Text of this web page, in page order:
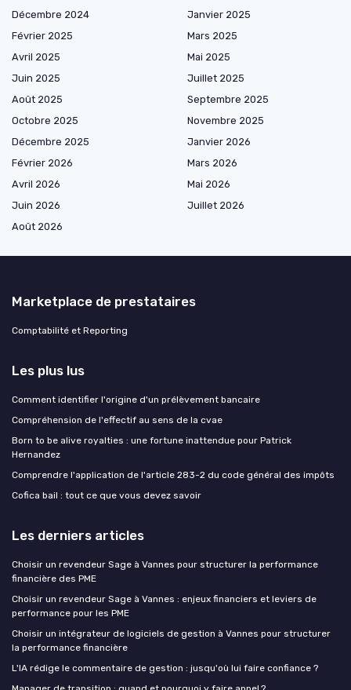
Décembre 2024
Janvier 2025
Février 2025
Mars 2025
Avril 2025
Mai 2025
Juin 2025
Juillet 2025
Août 2025
Septembre 2025
Octobre 2025
Novembre 2025
Décembre 2025
Janvier 2026
Février 2026
Mars 2026
Avril 2026
Mai 2026
Juin 2026
Juillet 2026
Août 2026
Marketplace de prestataires
Comptabilité et Reporting
Les plus lus
Comment identifier l'origine d'un prélèvement bancaire
Compréhension de l'effectif au sens de la cvae
Born to be alive royalties : une fortune inattendue pour Patrick
Hernandez
Comprendre l'application de l'article 283-2 du code général des impôts
Cofica bail : tout ce que vous devez savoir
Les derniers articles
Choisir un revendeur Sage à Vannes pour structurer la performance
financière des PME
Choisir un revendeur Sage à Vannes : enjeux financiers et leviers de
performance pour les PME
Choisir un intégrateur de logiciels de gestion à Vannes pour structurer
la performance financière
L'IA rédige le commentaire de gestion : jusqu'où lui faire confiance ?